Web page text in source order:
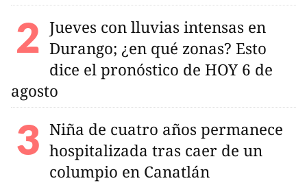
Jueves con lluvias intensas en
Durango; ¿en qué zonas? Esto
dice el pronóstico de HOY 6 de
agosto
Niña de cuatro años permanece
hospitalizada tras caer de un
columpio en Canatlán